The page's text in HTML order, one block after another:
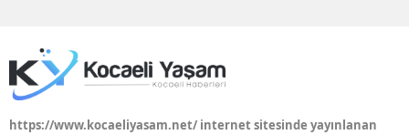
Erzurum
https://www.kocaeliyasam.net/ internet sitesinde yayınlanan